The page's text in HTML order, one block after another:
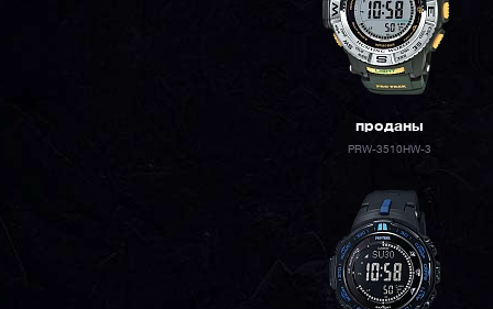
проданы
PRW-3510HW-3